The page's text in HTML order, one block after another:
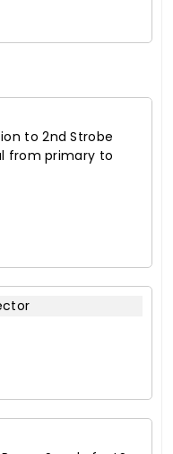
to 2nd Strobe
from primary to